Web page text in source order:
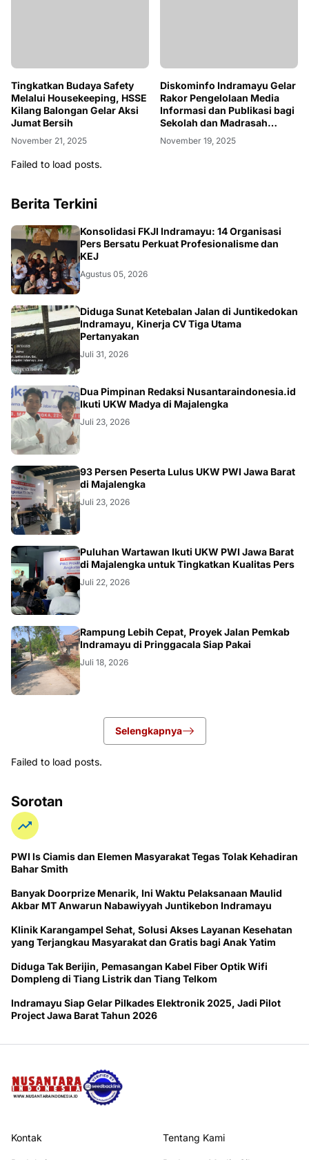
Tingkatkan Budaya Safety
Melalui Housekeeping, HSSE
Kilang Balongan Gelar Aksi
Jumat Bersih
November 21, 2025
Diskominfo Indramayu Gelar
Rakor Pengelolaan Media
Informasi dan Publikasi bagi
Sekolah dan Madrasah
Negeri
November 19, 2025
Failed to load posts.
Berita Terkini
Konsolidasi FKJI Indramayu: 14 Organisasi
Pers Bersatu Perkuat Profesionalisme dan
KEJ
Agustus 05, 2026
KRIMINAL
Diduga Sunat Ketebalan Jalan di Juntikedokan
Indramayu, Kinerja CV Tiga Utama
Pertanyakan
Juli 31, 2026
Dua Pimpinan Redaksi Nusantaraindonesia.id
Ikuti UKW Madya di Majalengka
Juli 23, 2026
93 Persen Peserta Lulus UKW PWI Jawa Barat
di Majalengka
Juli 23, 2026
Puluhan Wartawan Ikuti UKW PWI Jawa Barat
di Majalengka untuk Tingkatkan Kualitas Pers
Juli 22, 2026
LOKAL
Rampung Lebih Cepat, Proyek Jalan Pemkab
Indramayu di Pringgacala Siap Pakai
Juli 18, 2026
Selengkapnya
Failed to load posts.
Sorotan
PWI ls Ciamis dan Elemen Masyarakat Tegas Tolak Kehadiran
Bahar Smith
Banyak Doorprize Menarik, Ini Waktu Pelaksanaan Maulid
Akbar MT Anwarun Nabawiyyah Juntikebon Indramayu
Klinik Karangampel Sehat, Solusi Akses Layanan Kesehatan
yang Terjangkau Masyarakat dan Gratis bagi Anak Yatim
Diduga Tak Berijin, Pemasangan Kabel Fiber Optik Wifi
Dompleng di Tiang Listrik dan Tiang Telkom
Indramayu Siap Gelar Pilkades Elektronik 2025, Jadi Pilot
Project Jawa Barat Tahun 2026
Kontak Tentang Kami